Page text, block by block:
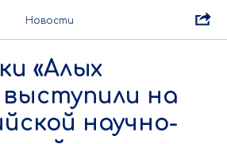
Новости
«Алых
выступили на
научно-